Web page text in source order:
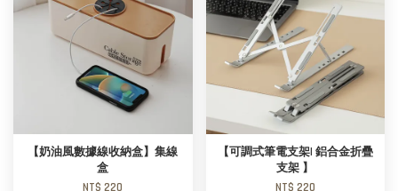
【奶油風數據線收納盒】集線
盒
【可調式筆電支架| 鋁合金折疊
支架 】